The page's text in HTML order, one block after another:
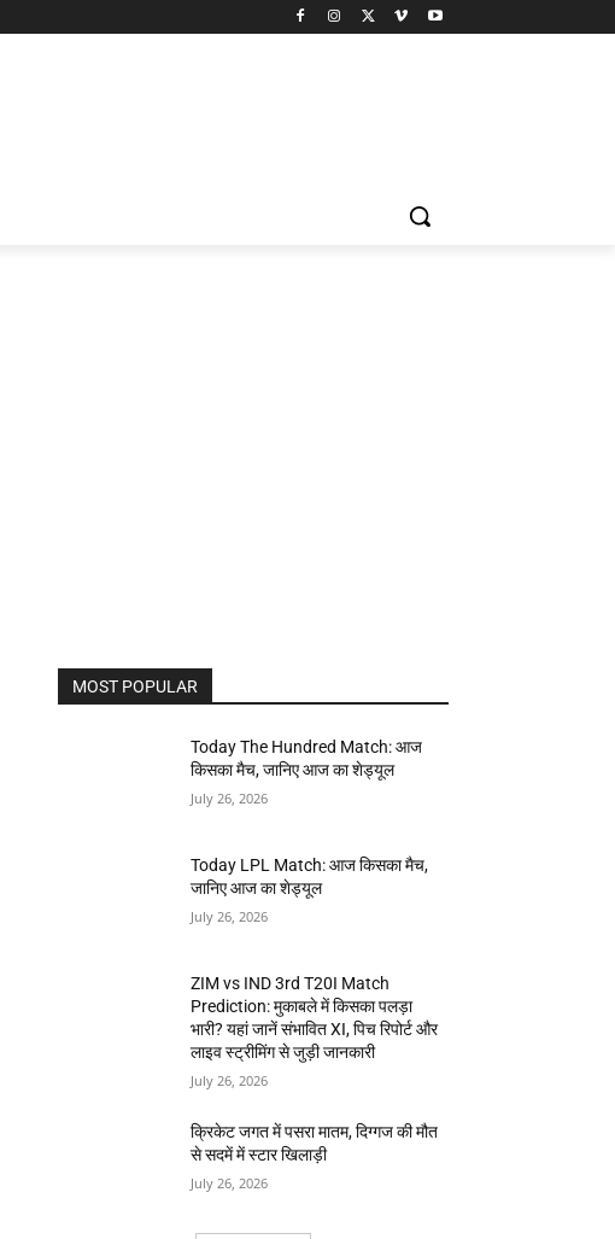
MOST POPULAR
Today The Hundred Match: आज
किसका मैच, जानिए आज का शेड्यूल
July 26, 2026
Today LPL Match: आज किसका मैच,
जानिए आज का शेड्यूल
July 26, 2026
ZIM vs IND 3rd T20I Match
Prediction: मुकाबले में किसका पलड़ा
भारी? यहां जानें संभावित XI, पिच रिपोर्ट और
लाइव स्ट्रीमिंग से जुड़ी जानकारी
July 26, 2026
क्रिकेट जगत में पसरा मातम, दिग्गज की मौत
से सदमें में स्टार खिलाड़ी
July 26, 2026